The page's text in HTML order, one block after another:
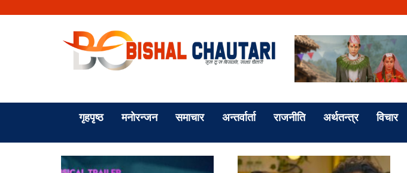
गृहपृष्ठ मनोरन्जन समाचार अन्तर्वार्ता राजनीति अर्थतन्त्र विचार